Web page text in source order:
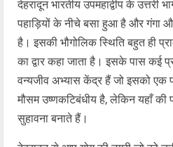
देहरादून भारतीय उपमहाद्वीप के उत्तरी
पहाड़ियों के नीचे बसा हुआ है और गंगा
है। इसकी भौगोलिक स्थिति बहुत ही
का द्वार कहा जाता है। इसके पास कई
वन्यजीव अभ्यास केंद्र हैं जो इसको एक
मौसम उष्णकटिबंधीय है, लेकिन यहाँ की
सुहावना बनाते हैं।